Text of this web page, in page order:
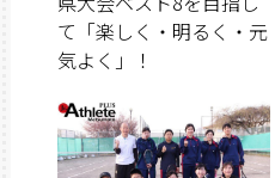
て「楽しく・明るく・元
気よく」！